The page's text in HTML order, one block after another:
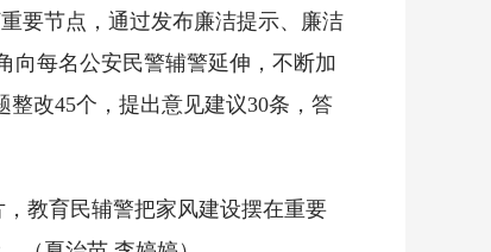
要节点，通过发布廉洁提示、廉洁
向每名公安民警辅警延伸，不断加
改45个，提出意见建议30条，答
教育民辅警把家风建设摆在重要